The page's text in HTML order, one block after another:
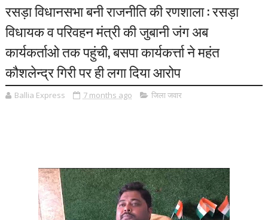
रसड़ा विधानसभा बनी राजनीति की रणशाला : रसड़ा
विधायक व परिवहन मंत्री की जुबानी जंग अब
कार्यकर्ताओ तक पहुंची, बसपा कार्यकर्त्ता ने महंत
कौशलेन्द्र गिरी पर ही लगा दिया आरोप
Ballia Express 7 months ago जिला जवार